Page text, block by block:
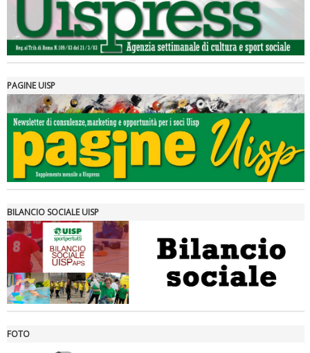
Tiziano Pesce a Radio InBlu2000 traccia il bilancio della stagione
Ddl Lobby, Uisp: “Il Parlamento valorizzi le nostre specificità"
PAGINE UISP
BILANCIO SOCIALE UISP
FOTO